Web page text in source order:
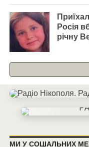
Росія
річну
МИ У СОЦІАЛЬНИХ